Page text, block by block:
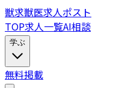
獣求獣医求人ポスト
TOP求人一覧AI相談
学ぶ
無料掲載